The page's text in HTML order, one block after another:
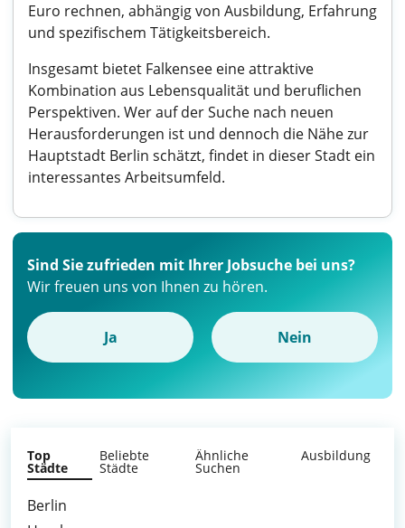
Euro rechnen, abhängig von Ausbildung, Erfahrung
und spezifischem Tätigkeitsbereich.
Insgesamt bietet Falkensee eine attraktive
Kombination aus Lebensqualität und beruflichen
Perspektiven. Wer auf der Suche nach neuen
Herausforderungen ist und dennoch die Nähe zur
Hauptstadt Berlin schätzt, findet in dieser Stadt ein
interessantes Arbeitsumfeld.
Sind Sie zufrieden mit Ihrer Jobsuche bei uns?
Wir freuen uns von Ihnen zu hören.
Ja Nein
Top
Städte
Beliebte
Städte
Ähnliche
Suchen
Ausbildung
Berlin